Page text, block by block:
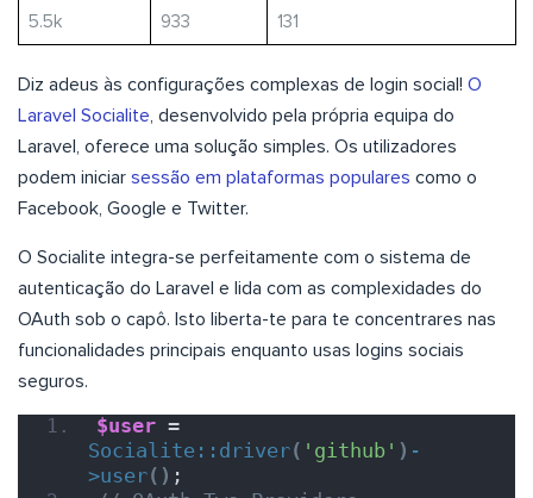
5.5k 933 131
Diz adeus às configurações complexas de login social! O
Laravel Socialite, desenvolvido pela própria equipa do
Laravel, oferece uma solução simples. Os utilizadores
podem iniciar sessão em plataformas populares como o
Facebook, Google e Twitter.
O Socialite integra-se perfeitamente com o sistema de
autenticação do Laravel e lida com as complexidades do
OAuth sob o capô. Isto liberta-te para te concentrares nas
funcionalidades principais enquanto usas logins sociais
seguros.
$user
Socialite::driver( 'github' ) -
>user() ;